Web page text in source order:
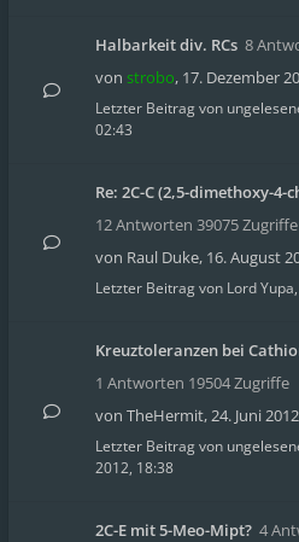
Halbarkeit div. RCs 8
von strobo, 17. Dezember
Letzter Beitrag von
02:43
Re: 2C-C (2,5-dimethoxy-
12 Antworten 39075 Zugriffe
von Raul Duke, 16. August
Letzter Beitrag von Lord Yupa,
Kreuztoleranzen bei
1 Antworten 19504 Zugriffe
von TheHermit,24. Juni
Letzter Beitrag von
2012, 18:38
2C-E mit 5-Meo-Mipt? 4